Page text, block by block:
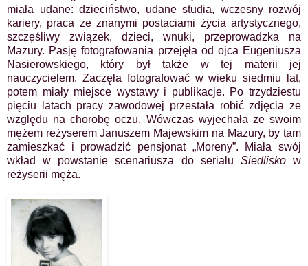
miała udane: dzieciństwo, udane studia, wczesny rozwój
kariery, praca ze znanymi postaciami życia artystycznego,
szczęśliwy związek, dzieci, wnuki, przeprowadzka na
Mazury. Pasję fotografowania przejęła od ojca Eugeniusza
Nasierowskiego, który był także w tej materii jej
nauczycielem. Zaczęła fotografować w wieku siedmiu lat,
potem miały miejsce wystawy i publikacje. Po trzydziestu
pięciu latach pracy zawodowej przestała robić zdjęcia ze
względu na chorobę oczu. Wówczas wyjechała ze swoim
mężem reżyserem Januszem Majewskim na Mazury, by tam
zamieszkać i prowadzić pensjonat „Moreny”. Miała swój
wkład w powstanie scenariusza do serialu Siedliskow
reżyserii męża.